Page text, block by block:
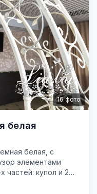
16фото
белая
белая, с
элементами
частей: купол и 2